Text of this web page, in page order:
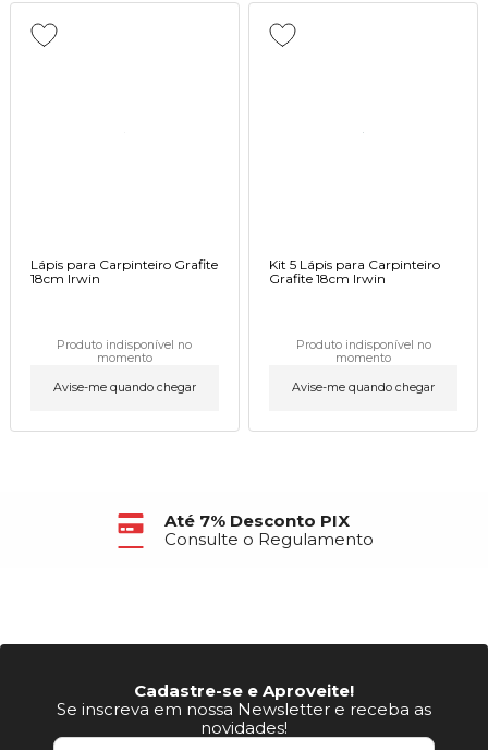
Lápis para Carpinteiro Grafite
18cm Irwin
Produto indisponível no
momento
Avise-me quando chegar
Kit 5 Lápis para Carpinteiro
Grafite 18cm Irwin
Produto indisponível no
momento
Avise-me quando chegar
Até 7% Desconto PIX
Consulte o Regulamento
Cadastre-se e Aproveite!
Se inscreva em nossa Newsletter e receba as
novidades!